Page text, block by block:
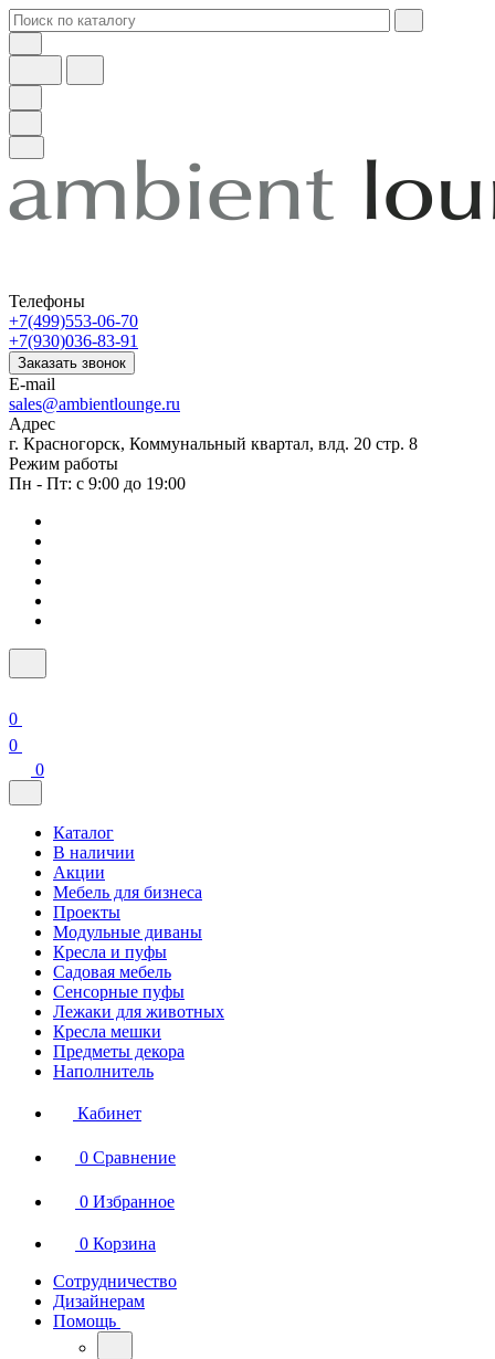
Телефоны
+7(499)553-06-70
+7(930)036-83-91
Заказать звонок
E-mail
sales@ambientlounge.ru
Адрес
г. Красногорск, Коммунальный квартал, влд. 20 стр. 8
Режим работы
Пн - Пт: с 9:00 до 19:00
0
0
0
Каталог
В наличии
Акции
Мебель для бизнеса
Проекты
Модульные диваны
Кресла и пуфы
Садовая мебель
Сенсорные пуфы
Лежаки для животных
Кресла мешки
Предметы декора
Наполнитель
Кабинет
0 Сравнение
0 Избранное
0 Корзина
Сотрудничество
Дизайнерам
Помощь